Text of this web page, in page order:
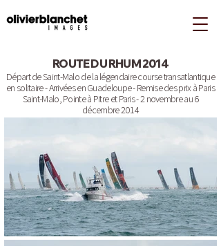
ROUTE DU RHUM 2014
Départ de Saint-Malo de la légendaire course transatlantique
en solitaire - Arrivées en Guadeloupe - Remise des prix à Paris
Saint-Malo, Pointe à Pitre et Paris - 2 novembre au 6
décembre 2014